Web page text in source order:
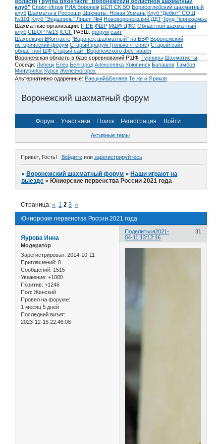
клуб" Спорт-Игрок РИА Воронеж ЦСП СК ВО Борисоглебский шахматный
клуб Шахматы в Россоши Шахматы. Новая Усмань Клуб "Дебют" СОШ
№101 Клуб "Эндшпиль" Лицея №4 Нововоронежский ДДТ Труд-Черноземье
Шахматные организации: FIDE ФШР МШФ ЦФО Областной шахматный
клуб СШОР №13 ICCF РАЗШ: форум сайт
Шахсекция ВКонтакте "Воронеж шахматный" на БВФ Воронежский
исторический форум Cтарый форум (только чтение) Старый сайт
областной ШФ Старый сайт Воронежского фестиваля
Воронежская область в базе соревнований РШФ: Турниры Шахматисты
Соседи: Липецк Елец Белгород Алексеевка Урюпинск Балашов Тамбов
Мичуринск Курск Железногорск
Альтернативно одаренные: Раецкий&Беляев Те же и Яриков
Воронежский шахматный форум
Форум Участники Поиск Регистрация Войти
Активные темы
Привет, Гость! Войдитеили зарегистрируйтесь.
»Воронежский шахматный форум »Наши играют на
выезде »Юниорские первенства России 2021 года
Юниорские первенства России 2021 года
Страница:« 1 2 3 »
Поделиться 31
2021-
04-11 13:12:16
Яурова Инна
Модератор
Зарегистрирован: 2014-10-11
Приглашений: 0
Сообщений: 1515
Уважение: +1080
Позитив: +1246
Пол: Женский
Провел на форуме:
1 месяц 5 дней
Последний визит:
2023-12-15 22:46:08